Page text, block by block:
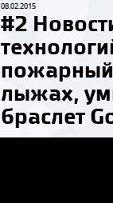
08.02.2015
#2
лыжах,
браслет